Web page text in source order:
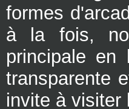
formes
à la fois,
principale
transparente
invite à visiter